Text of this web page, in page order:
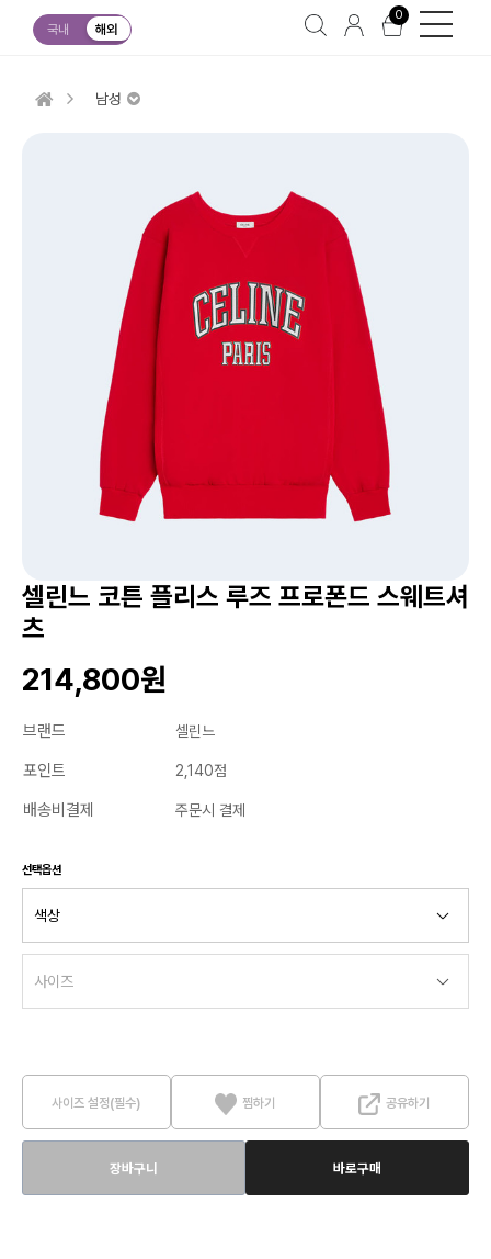
국내 해외
0
남성
셀린느 코튼 플리스 루즈 프로폰드 스웨트셔
츠
214,800원
브랜드 셀린느
포인트 2,140점
배송비결제 주문시 결제
선택옵션
사이즈 설정(필수) 찜하기 공유하기
장바구니 바로구매